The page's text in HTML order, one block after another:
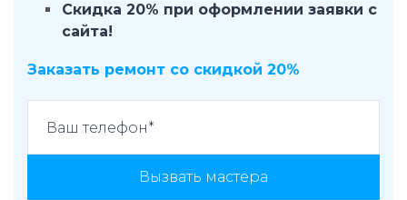
Скидка 20% при оформлении заявки с
сайта!
Заказать ремонт со скидкой 20%
Вызвать мастера